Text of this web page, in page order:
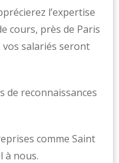
l’expertise
cours, près de Paris
salariés seront
de reconnaissances
comme Saint
à nous.